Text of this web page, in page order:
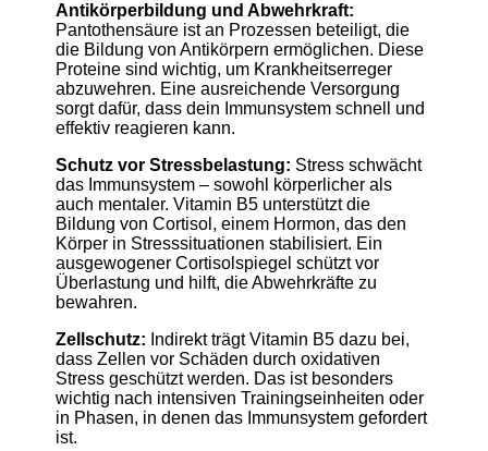
Antikörperbildung und Abwehrkraft:
Pantothensäure ist an Prozessen beteiligt, die
die Bildung von Antikörpern ermöglichen. Diese
Proteine sind wichtig, um Krankheitserreger
abzuwehren. Eine ausreichende Versorgung
sorgt dafür, dass dein Immunsystem schnell und
effektiv reagieren kann.
Schutz vor Stressbelastung: Stress schwächt
das Immunsystem – sowohl körperlicher als
auch mentaler. Vitamin B5 unterstützt die
Bildung von Cortisol, einem Hormon, das den
Körper in Stresssituationen stabilisiert. Ein
ausgewogener Cortisolspiegel schützt vor
Überlastung und hilft, die Abwehrkräfte zu
bewahren.
Zellschutz: Indirekt trägt Vitamin B5 dazu bei,
dass Zellen vor Schäden durch oxidativen
Stress geschützt werden. Das ist besonders
wichtig nach intensiven Trainingseinheiten oder
in Phasen, in denen das Immunsystem gefordert
ist.